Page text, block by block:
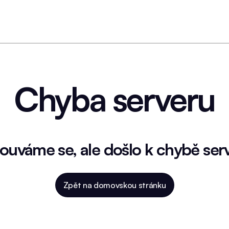
Chyba serveru
se, ale došlo k chybě
Zpět na domovskou stránku